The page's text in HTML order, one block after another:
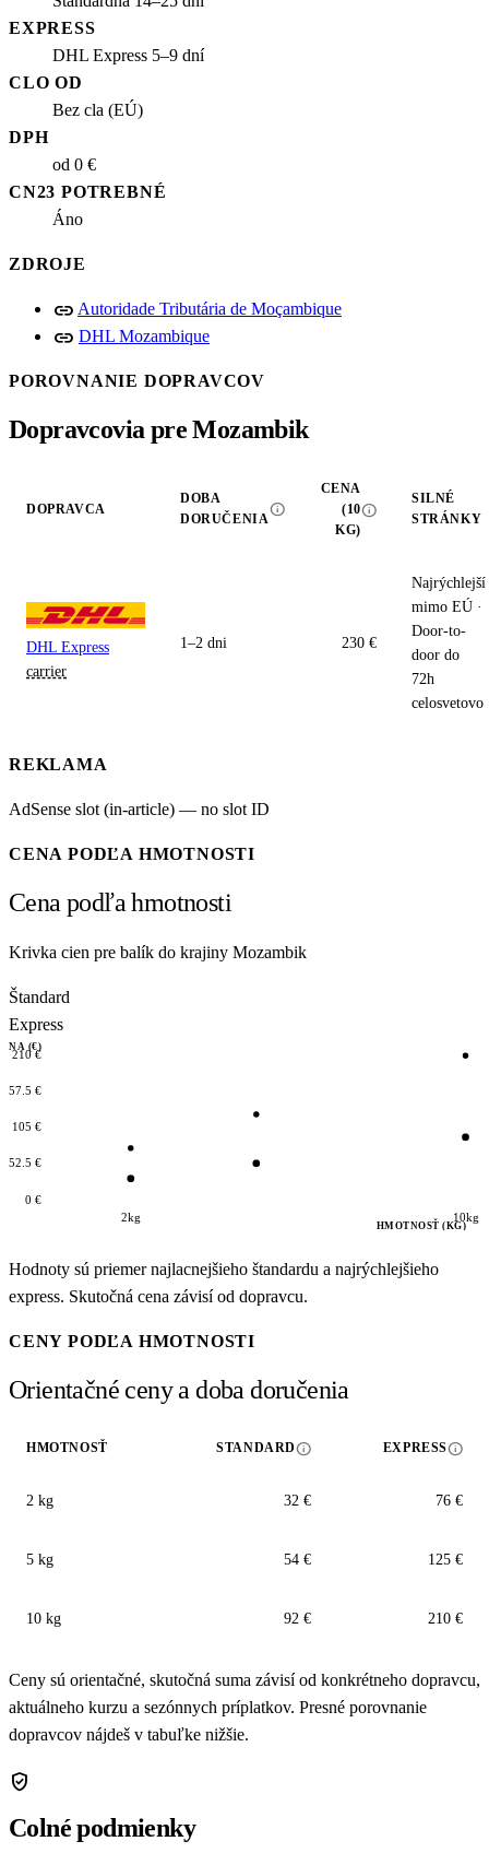
EXPRESS
DHL Express 5–9 dní
CLO OD
Bez cla (EÚ)
DPH
od 0 €
CN23 POTREBNÉ
Áno
ZDROJE
link Autoridade Tributária de Moçambique
link DHL Mozambique
POROVNANIE DOPRAVCOV
Dopravcovia pre Mozambik
DOPRAVCA
DOBA
DORUČENIA
info
CENA
(10
KG)
info
SILNÉ
STRÁNKY
DHL Express
carrier
1–2 dni 230 €
Najrýchlejší
mimo EÚ ·
Door-to-
door do
72h
celosvetovo
REKLAMA
AdSense slot (in-article) — no slot ID
CENA PODĽA HMOTNOSTI
Cena podľa hmotnosti
Krivka cien pre balík do krajiny Mozambik
Štandard
Express
0 €
52.5 €
105 €
157.5 €
210 €
2kg 10kg
(€)
HMOTNOSŤ (KG)
Hodnoty sú priemer najlacnejšieho štandardu a najrýchlejšieho
express. Skutočná cena závisí od dopravcu.
CENY PODĽA HMOTNOSTI
Orientačné ceny a doba doručenia
HMOTNOSŤ STANDARDinfo EXPRESSinfo
2 kg 32 € 76 €
5 kg 54 € 125 €
10 kg 92 € 210 €
Ceny sú orientačné, skutočná suma závisí od konkrétneho dopravcu,
aktuálneho kurzu a sezónnych príplatkov. Presné porovnanie
dopravcov nájdeš v tabuľke nižšie.
verified_user
Colné podmienky